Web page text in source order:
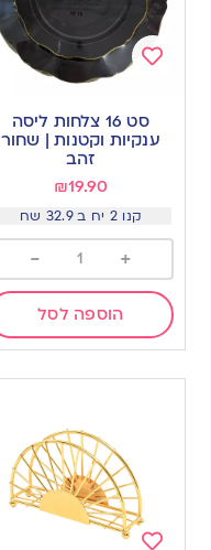
wishlist
סט 16 צלחות ליסה
ענקיות וקטנות | שחור
זהב
₪19.90
קנו 2 יח ב 32.9 שח
+
-
הוספה לסל